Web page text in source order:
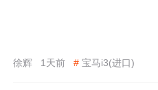
徐辉 1天前 # 宝马i3(进口)